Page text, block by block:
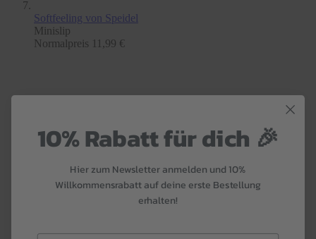
Softfeeling von Speidel
Minislip
Normalpreis 11,99 €
10% Rabatt für dich 🎉
Hier zum Newsletter anmelden und 10%
Willkommensrabatt auf deine erste Bestellung
erhalten!